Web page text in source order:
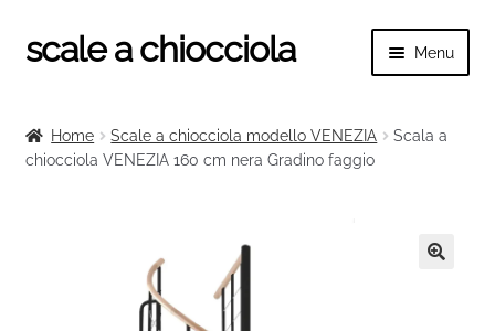
Vai
alla
Vai
al
scale a chiocciola Menu
il
Tutte le scale
child
il
Ringhiere e balaustre
Home Scale a chiocciola modello VENEZIA
Scala a
chiocciola VENEZIA 160 cm nera Gradino faggio